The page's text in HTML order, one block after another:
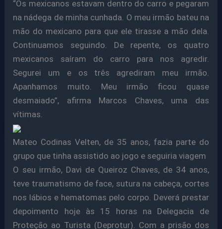
“Os mexicanos estavam dentro do carro e pegaram
na nádega de minha cunhada. O meu irmão bateu na
mão do mexicano para que ele tirasse a mão dela.
Continuamos seguindo. De repente, os quatro
mexicanos saíram do carro para nos agredir.
Segurei um e os três agrediram meu irmão.
Apanhamos muito. Meu irmão ficou quase
desmaiado”, afirma Marcos Chaves, uma das
vítimas.
Mateo Codinas Velten, de 35 anos, fazia parte do
grupo que tinha assistido ao jogo e seguiria viagem
O seu irmão, Davi de Queiroz Chaves, de 34 anos,
teve traumatismo de face, sutura na cabeça, cortes
nos lábios e hematomas pelo corpo. Deverá prestar
depoimento hoje às 15 horas na Delegacia de
Proteção ao Turista (Deprotur). Com a prisão dos